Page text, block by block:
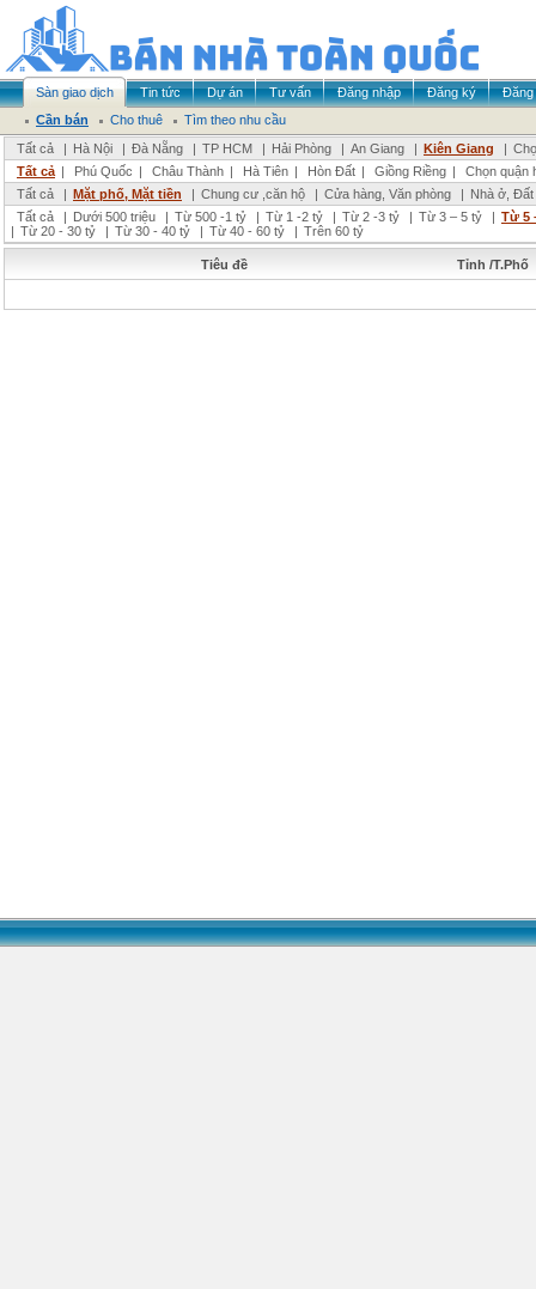
Sàn giao dịch Tin tức Dự án Tư vấn Đăng nhập Đăng ký
Đăng
Cần bán
Cho thuê
Tìm theo nhu cầu
Tất cả
| Hà Nội | Đà Nẵng | TP HCM | Hải Phòng | An Giang | Kiên Giang |
Tất cả | Phú Quốc | Châu Thành | Hà Tiên | Hòn Đất | Giồng Riềng |
Chọn quận
Tất cả
| Mặt phố, Mặt tiền | Chung cư ,căn hộ | Cửa hàng, Văn phòng | Nhà ở,
Tất cả
| Dưới 500 triệu | Từ 500 -1 tỷ | Từ 1 -2 tỷ | Từ 2 -3 tỷ | Từ 3 – 5 tỷ | Từ 5
| Từ 20 - 30 tỷ | Từ 30 - 40 tỷ | Từ 40 - 60 tỷ | Trên 60 tỷ
Tiêu đề Tỉnh /T.Phố